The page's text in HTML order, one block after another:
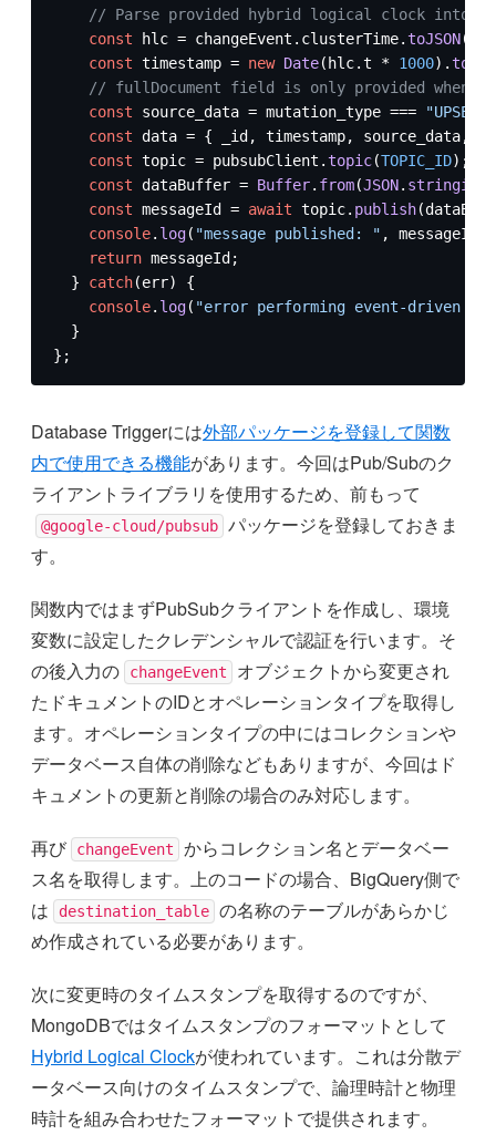
// Parse provided hybrid logical clock into
const hlc = changeEvent. clusterTime.toJSON()[
const timestamp = new Date(hlc.t * 1000).
// fullDocument field is only provided when
const source_data = mutation_type ===
"UPSERT"
const data = { _id, timestamp, source_data,
const topic = pubsubClient.topic(TOPIC_ID);
const dataBuffer = Buffer. from(JSON. stringify
const messageId = await topic. publish
console. log( "message published: " , messageId);
return messageId;
  }
catch(err) {
console. log( "error performing event-driven
  }
};
Database Triggerには外部パッケージを登録して関数
内で使用できる機能があります。今回はPub/Subのク
ライアントライブラリを使用するため、前もって
@google-cloud/pubsub パッケージを登録しておきま
す。
関数内ではまずPubSubクライアントを作成し、環境
変数に設定したクレデンシャルで認証を行います。そ
の後入力の
changeEvent
オブジェクトから変更され
たドキュメントのIDとオペレーションタイプを取得し
ます。オペレーションタイプの中にはコレクションや
データベース自体の削除などもありますが、今回はド
キュメントの更新と削除の場合のみ対応します。
再び changeEvent
からコレクション名とデータベー
ス名を取得します。上のコードの場合、BigQuery側で
は
destination_table の名称のテーブルがあらかじ
め作成されている必要があります。
次に変更時のタイムスタンプを取得するのですが、
MongoDBではタイムスタンプのフォーマットとして
Hybrid Logical Clockが使われています。これは分散デ
ータベース向けのタイムスタンプで、論理時計と物理
時計を組み合わせたフォーマットで提供されます。